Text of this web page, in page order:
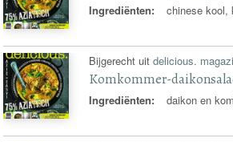
Ingrediënten: chinese kool,
Bijgerecht uitdelicious.
Komkommer-
Ingrediënten: daikon en